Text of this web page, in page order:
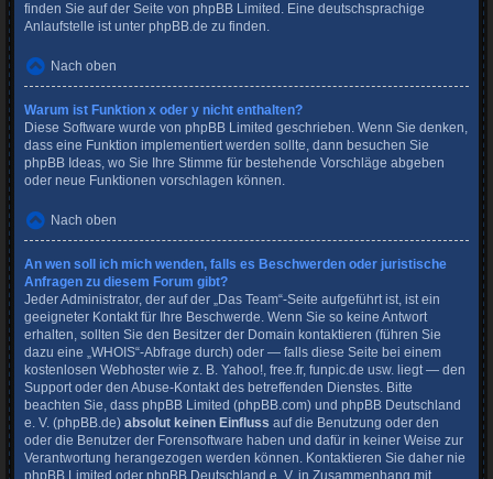
finden Sie auf der Seite von phpBB Limited . Eine deutschsprachige
Anlaufstelle ist unter phpBB.de zu finden.
Nach oben
Warum ist Funktion x oder y nicht enthalten?
Diese Software wurde von phpBB Limited geschrieben. Wenn Sie denken,
dass eine Funktion implementiert werden sollte, dann besuchen Sie
phpBB Ideas, wo Sie Ihre Stimme für bestehende Vorschläge abgeben
oder neue Funktionen vorschlagen können.
Nach oben
An wen soll ich mich wenden, falls es Beschwerden oder juristische
Anfragen zu diesem Forum gibt?
Jeder Administrator, der auf der „Das Team“-Seite aufgeführt ist, ist ein
geeigneter Kontakt für Ihre Beschwerde. Wenn Sie so keine Antwort
erhalten, sollten Sie den Besitzer der Domain kontaktieren (führen Sie
dazu eine „WHOIS“-Abfrage durch) oder — falls diese Seite bei einem
kostenlosen Webhoster wie z. B. Yahoo!, free.fr, funpic.de usw. liegt — den
Support oder den Abuse-Kontakt des betreffenden Dienstes. Bitte
beachten Sie, dass phpBB Limited (phpBB.com) und phpBB Deutschland
e. V. (phpBB.de) absolut keinen Einfluss auf die Benutzung oder den
oder die Benutzer der Forensoftware haben und dafür in keiner Weise zur
Verantwortung herangezogen werden können. Kontaktieren Sie daher nie
phpBB Limited oder phpBB Deutschland e. V. in Zusammenhang mit